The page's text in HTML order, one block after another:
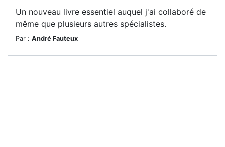
Un nouveau livre essentiel auquel j'ai collaboré de
même que plusieurs autres spécialistes.
Par : André Fauteux